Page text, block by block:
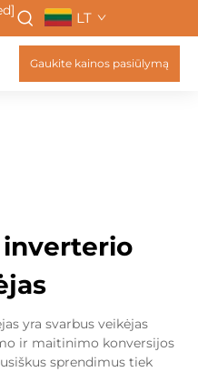
LT
Gaukite kainos pasiūlymą
yra svarbus veikėjas
ir maitinimo konversijos
sprendimus tiek